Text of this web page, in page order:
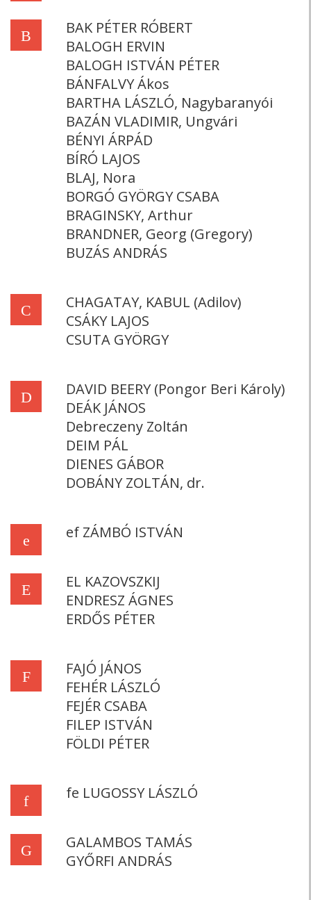
B
BAK PÉTER RÓBERT
BALOGH ERVIN
BALOGH ISTVÁN PÉTER
BÁNFALVY Ákos
BARTHA LÁSZLÓ, Nagybaranyói
BAZÁN VLADIMIR, Ungvári
BÉNYI ÁRPÁD
BÍRÓ LAJOS
BLAJ, Nora
BORGÓ GYÖRGY CSABA
BRAGINSKY, Arthur
BRANDNER, Georg (Gregory)
BUZÁS ANDRÁS
C
CHAGATAY, KABUL (Adilov)
CSÁKY LAJOS
CSUTA GYÖRGY
D
DAVID BEERY (Pongor Beri Károly)
DEÁK JÁNOS
Debreczeny Zoltán
DEIM PÁL
DIENES GÁBOR
DOBÁNY ZOLTÁN, dr.
e ef ZÁMBÓ ISTVÁN
E
EL KAZOVSZKIJ
ENDRESZ ÁGNES
ERDŐS PÉTER
F
FAJÓ JÁNOS
FEHÉR LÁSZLÓ
FEJÉR CSABA
FILEP ISTVÁN
FÖLDI PÉTER
f fe LUGOSSY LÁSZLÓ
G
GALAMBOS TAMÁS
GYŐRFI ANDRÁS